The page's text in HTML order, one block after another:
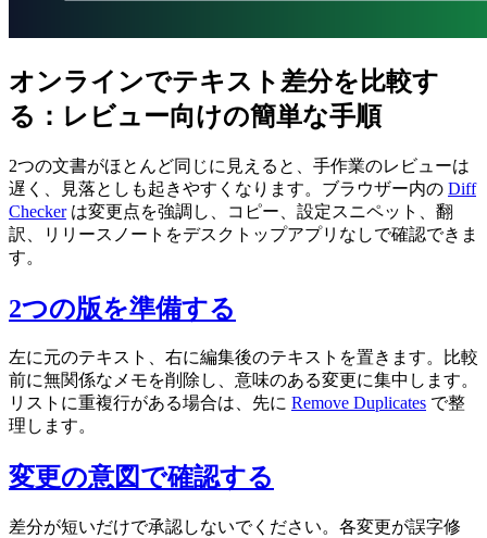
オンラインでテキスト差分を比較す
る：レビュー向けの簡単な手順
2つの文書がほとんど同じに見えると、手作業のレビューは
遅く、見落としも起きやすくなります。ブラウザー内の Diff
Checkerは変更点を強調し、コピー、設定スニペット、翻
訳、リリースノートをデスクトップアプリなしで確認できま
す。
2つの版を準備する
左に元のテキスト、右に編集後のテキストを置きます。比較
前に無関係なメモを削除し、意味のある変更に集中します。
リストに重複行がある場合は、先に Remove Duplicates で整
理します。
変更の意図で確認する
差分が短いだけで承認しないでください。各変更が誤字修